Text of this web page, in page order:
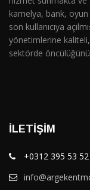
kamelya, bank,
son kullanıcıya
yönetimlerine
sektörde
İLETIŞIM
+0312 395 53 52